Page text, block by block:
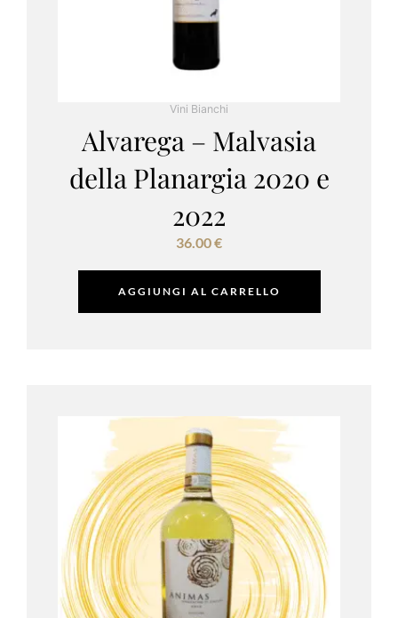
Vini Bianchi
Alvarega – Malvasia
della Planargia 2020 e
2022
36.00€
AGGIUNGI AL CARRELLO